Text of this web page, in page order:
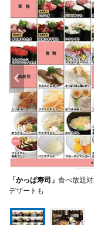
「かっぱ寿司」 食べ放題
デザートも